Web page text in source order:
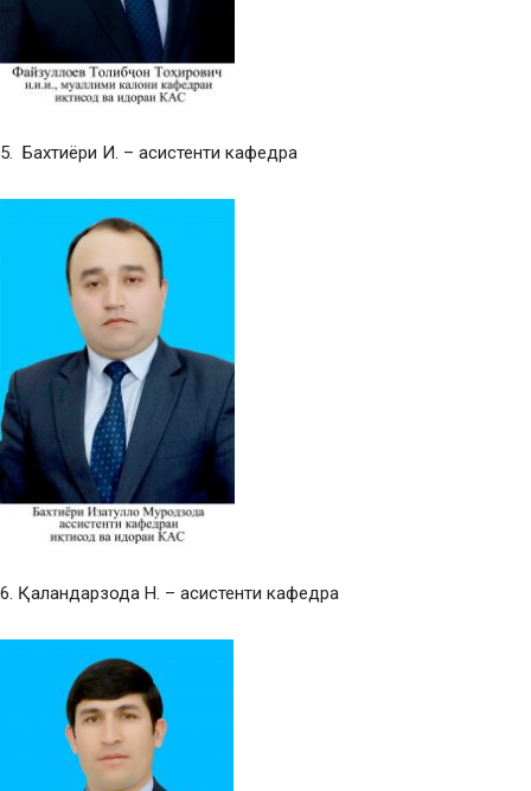
5. Бахтиёри И. – асистенти кафедра
6. Қаландарзода Н. – асистенти кафедра